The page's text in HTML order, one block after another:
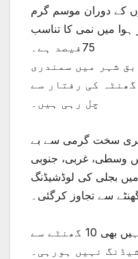
گھنٹوں کے دوران موسم گرم
میں نمی کا تناسب
75فیصد ہے۔
شہر میں سمندری
فی گھنٹہ کی رفتار سے
چل رہی ہیں۔
سخت گرمی سے بے
وسطی، غربی، جنوبی
بجلی کی لوڈشیڈنگ
کے الیکٹرک کا دعویٰ ہےکہ کہیں بھی 10 گھنٹے سے
نہیں ہورہی۔